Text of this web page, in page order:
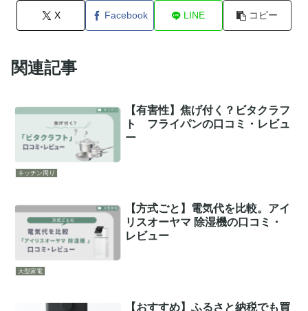
X Facebook LINE コピー
関連記事
キッチン周り
【有害性】焦げ付く？ビタクラフ
ト フライパンの口コミ・レビュ
ー
大型家電
【方式ごと】電気代を比較。アイ
リスオーヤマ 除湿機の口コミ・
レビュー
【おすすめ】ふるさと納税でも買